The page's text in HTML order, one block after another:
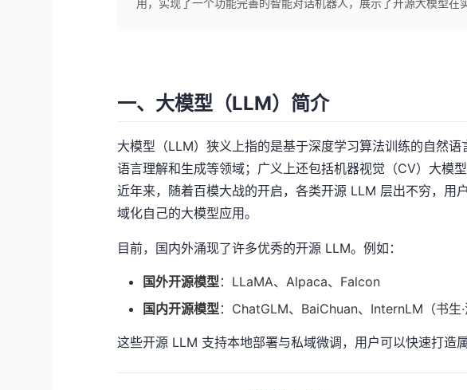
用，实现了一个功能完善的智能对话机器人，展示了开源大模型在
一、大模型（LLM）简介
大模型（LLM）狭义上指的是基于深度学习算法训练的自然
语言理解和生成等领域；广义上还包括机器视觉（CV）大模
近年来，随着百模大战的开启，各类开源 LLM 层出不穷，用
域化自己的大模型应用。
目前，国内外涌现了许多优秀的开源 LLM。例如：
国外开源模型：LLaMA、Alpaca、Falcon
国内开源模型：ChatGLM、BaiChuan、InternLM（书生·
这些开源 LLM 支持本地部署与私域微调，用户可以快速打造